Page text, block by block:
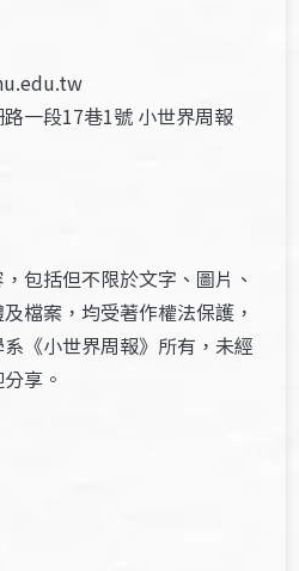
一段17巷1號 小世界周報
包括但不限於文字、圖片、
檔案，均受著作權法保護，
《小世界周報》所有，未經
享。